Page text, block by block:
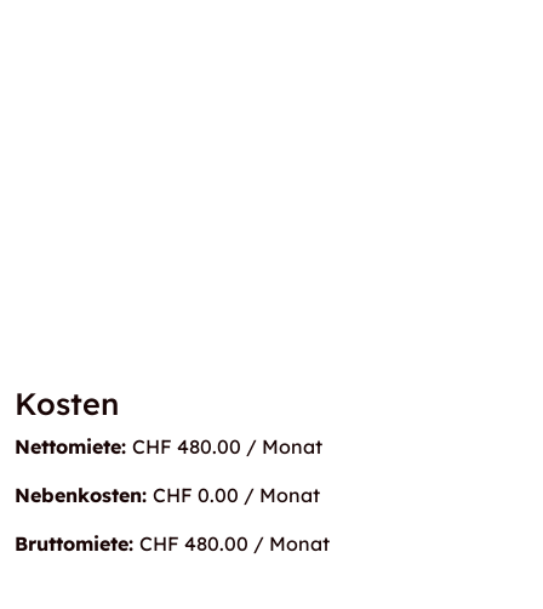
Kosten
Nettomiete: CHF 480.00 / Monat
Nebenkosten: CHF 0.00 / Monat
Bruttomiete: CHF 480.00 / Monat